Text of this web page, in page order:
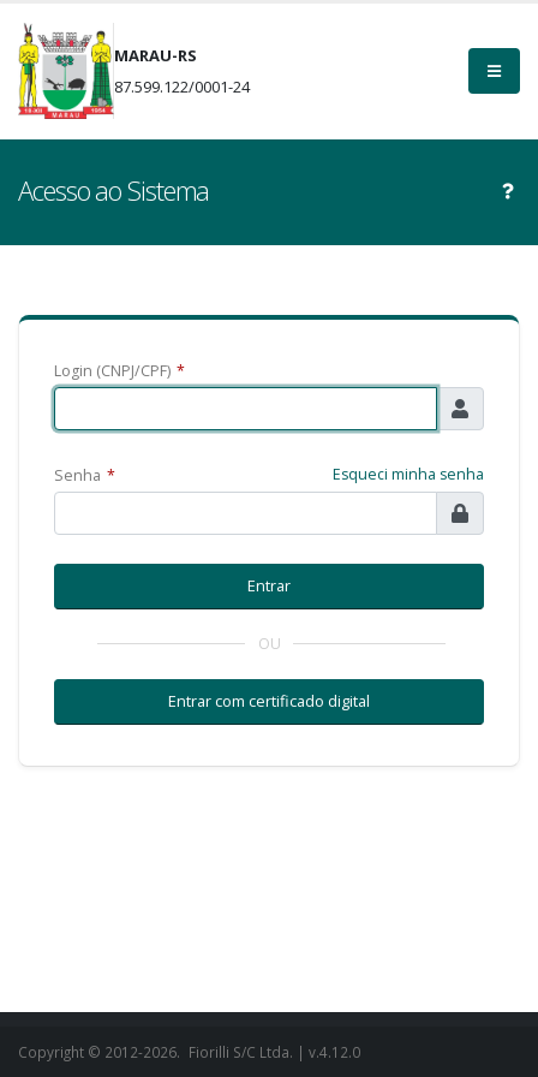
MARAU-RS
87.599.122/0001-24
Acesso ao Sistema
Login (CNPJ/CPF) *
Esqueci minha senha
Senha *
OU
Copyright © 2012-2026. Fiorilli S/C Ltda. | v.4.12.0